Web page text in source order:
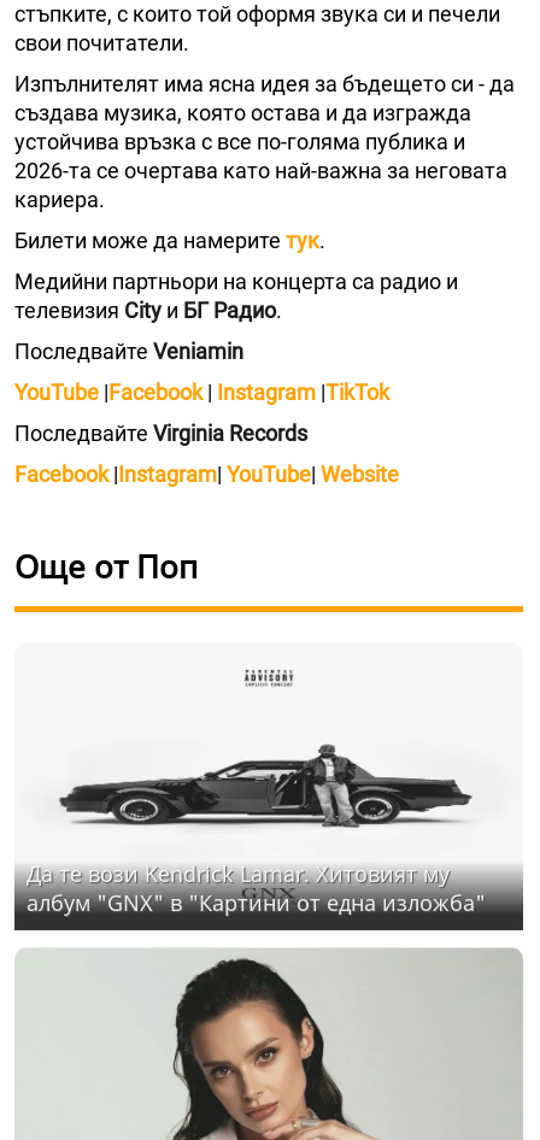
стъпките, с които той оформя звука си и печели
свои почитатели.
Изпълнителят има ясна идея за бъдещето си - да
създава музика, която остава и да изгражда
устойчива връзка с все по-голяма публика и
2026-та се очертава като най-важна за неговата
кариера.
Билети може да намерите тук.
Медийни партньори на концерта са радио и
телевизия City и БГ Радио.
Последвайте Veniamin
YouTube |Facebook| Instagram |TikTok
Последвайте Virginia Records
Facebook|Instagram| YouTube| Website
Още от Поп
Да те вози Kendrick Lamar. Хитовият му
албум "GNX" в "Картини от една изложба"